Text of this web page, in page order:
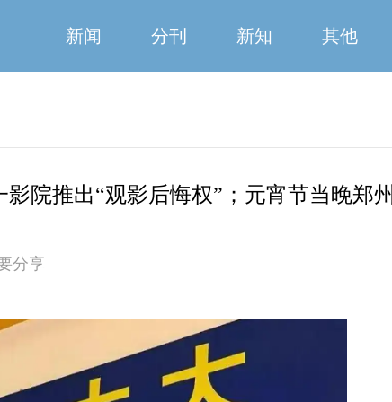
新闻 分刊 新知 其他
影院推出“观影后悔权”；元宵节当晚郑州
分享